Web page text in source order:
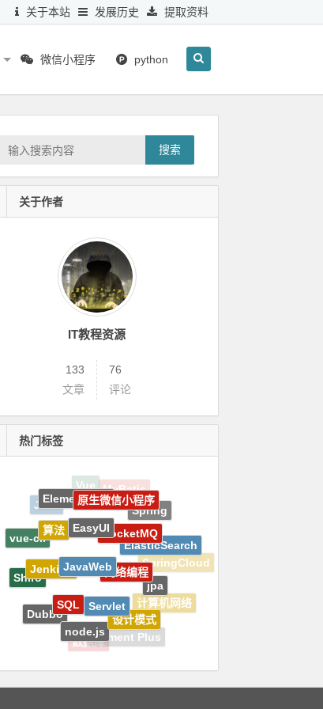
关于本站 发展历史 提取资料
微信小程序 python
搜索
关于作者
IT教程资源
133
文章
76
评论
热门标签
Java
ElementPlus原生微信小程序
Spring
vue-cli
算法 EasyUIRocketMQ
ElasticSearch
SpringCloud
Shiro
JenkinsJavaWeb网络编程
jpa
计算机网络
Docker
Dubbo
SQL
Servlet
设计模式
Element Plus
数据库
node.js